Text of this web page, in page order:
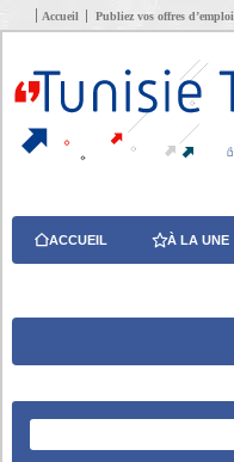
Accueil Publiez vos offres d’emploi
ACCUEIL À LA UNE